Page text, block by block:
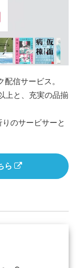
信サービス。
上と、充実の品揃
のサービサーと
ら